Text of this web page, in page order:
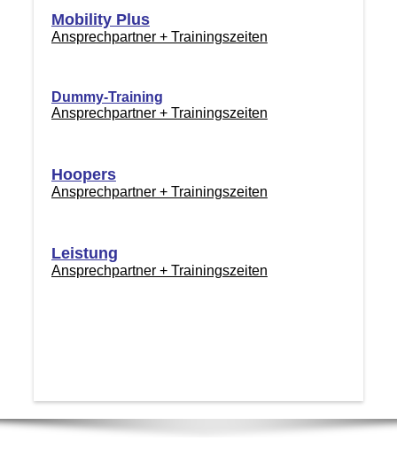
Mobility Plus
Ansprechpartner + Trainingszeiten
Dummy-Training
Ansprechpartner + Trainingszeiten
Hoopers
Ansprechpartner + Trainingszeiten
Leistung
Ansprechpartner + Trainingszeiten